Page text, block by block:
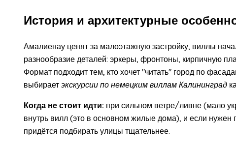
История и архитектурные
Амалиенау ценят за малоэтажную застройку, виллы
разнообразие деталей: эркеры, фронтоны, кирпичную
Формат подходит тем, кто хочет "читать" город по
выбирает экскурсии по немецким виллам Калининград
Когда не стоит идти: при сильном ветре/ливне (мало
внутрь вилл (это в основном жилые дома), и если
придётся подбирать улицы тщательнее.